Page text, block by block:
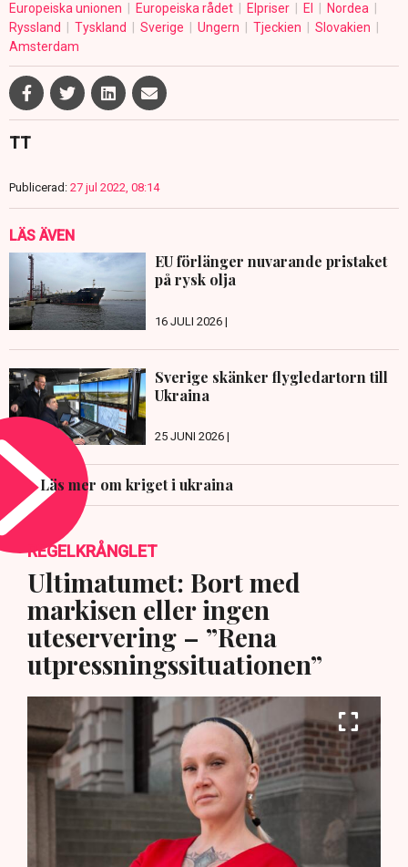
Europeiska unionen
Europeiska rådet Elpriser El
Nordea
Ryssland
Tyskland Sverige Ungern Tjeckien
Slovakien
Amsterdam
TT
Publicerad: 27 jul 2022, 08:14
LÄS ÄVEN
EU förlänger nuvarande pristaket
på rysk olja
16 JULI 2026 |
Sverige skänker flygledartorn till
Ukraina
25 JUNI 2026 |
Läs mer om kriget i ukraina
REGELKRÅNGLET
Ultimatumet: Bort med
markisen eller ingen
uteservering – ”Rena
utpressningssituationen”